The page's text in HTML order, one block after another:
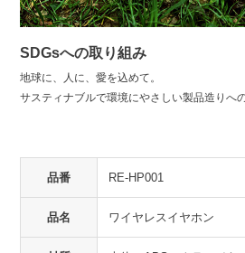
SDGsへの取り組み
地球に、人に、愛を込めて。
サスティナブルで環境にやさしい製品造りへ
品番 RE-HP001
品名 ワイヤレスイヤホン